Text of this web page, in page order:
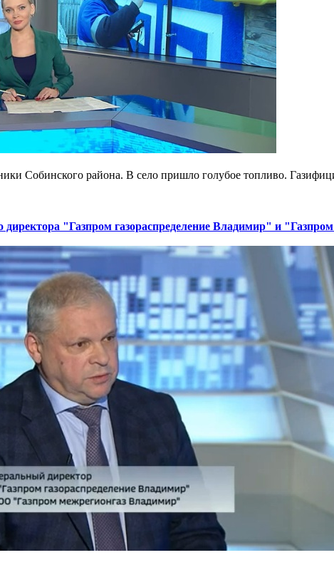
Собинского района. В село пришло голубое топливо.
директора "Газпром газораспределение Владимир" и